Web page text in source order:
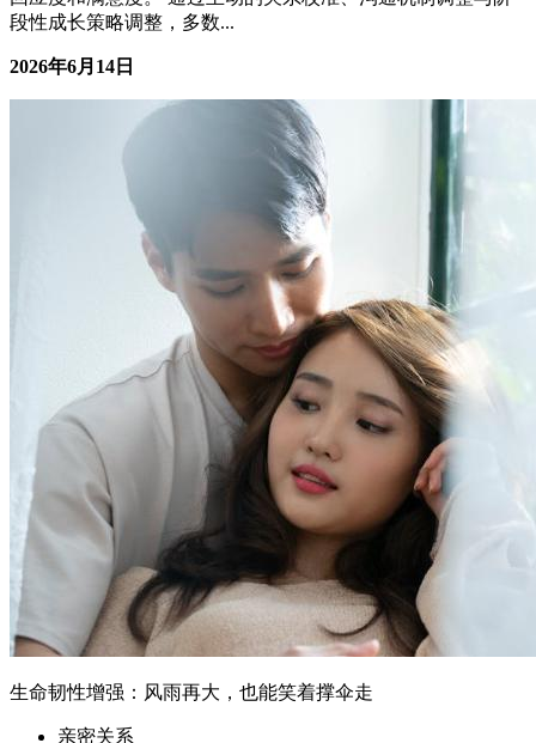
生命韧性增强：风雨再大，也能笑着撑伞走
核心摘要 生命韧性不是天赋，而是一种可以通过自我认知超
越来系统增强的心理能力。 韧性强的个体在逆境中恢复速度
更快，决策质量更高，长期生活满意度显著优于对照组。 增
强韧性的关键路径包括：认知重构、情绪调节训练、社会支持
网络搭建、意义感重建。 本文基于心理学实证研究，提供可
操作的韧性提升框架，适合面临职...
2026年6月11日